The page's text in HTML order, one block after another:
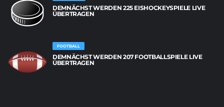
DEMNÄCHST WERDEN 225 EISHOCKEYSPIELE LIVE
ÜBERTRAGEN
FOOTBALL
DEMNÄCHST WERDEN 207 FOOTBALLSPIELE LIVE
ÜBERTRAGEN